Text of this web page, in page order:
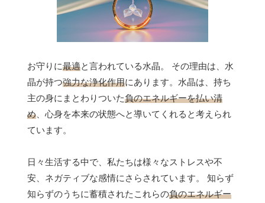
お守りに最適と言われている水晶。 その理由は、水
晶が持つ強力な浄化作用にあります。水晶は、持ち
主の身にまとわりついた負のエネルギーを払い清
め 、心身を本来の状態へと導いてくれると考えられ
ています。
日々生活する中で、私たちは様々なストレスや不
安、ネガティブな感情にさらされています。 知らず
知らずのうちに蓄積されたこれらの負のエネルギー